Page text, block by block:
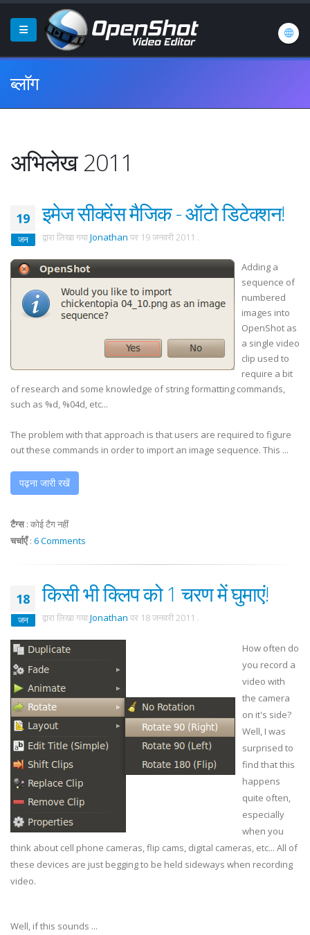
ब्लॉग
अभिलेख 2011
19
जन
इमेज सीक्वेंस मैजिक - ऑटो डिटेक्शन!
द्वारा लिखा गयाJonathan पर 19 जनवरी 2011 .
Adding a
sequence of
numbered
images into
OpenShot as
a single video
clip used to
require a bit
of research and some knowledge of string formatting commands,
such as %d, %04d, etc...
The problem with that approach is that users are required to figure
out these commands in order to import an image sequence. This ...
पढ़ना जारी रखें
टैग्स: कोई टैग नहीं
चर्चाएँ: 6 Comments
18
जन
किसी भी क्लिप को 1 चरण में घुमाएं!
द्वारा लिखा गयाJonathan पर 18 जनवरी 2011 .
How often do
you record a
video with
the camera
on it's side?
Well, I was
surprised to
find that this
happens
quite often,
especially
when you
think about cell phone cameras, flip cams, digital cameras, etc... All of
these devices are just begging to be held sideways when recording
video.
Well, if this sounds ...